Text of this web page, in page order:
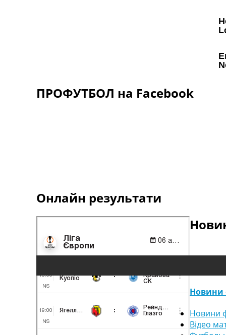
ПРОФУТБОЛ на Facebook
Онлайн результати
Новини
Новини
Відео